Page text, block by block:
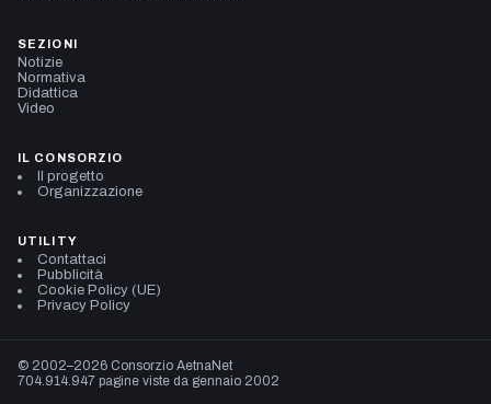
SEZIONI
Notizie
Normativa
Didattica
Video
IL CONSORZIO
Il progetto
Organizzazione
UTILITY
Contattaci
Pubblicità
Cookie Policy (UE)
Privacy Policy
© 2002–2026 Consorzio AetnaNet
704.914.947 pagine viste da gennaio 2002